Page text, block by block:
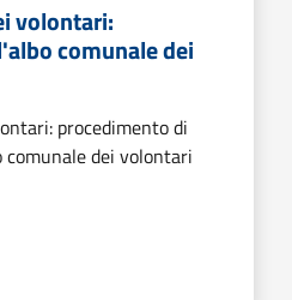
volontari:
comunale dei
procedimento di
comunale dei volontari